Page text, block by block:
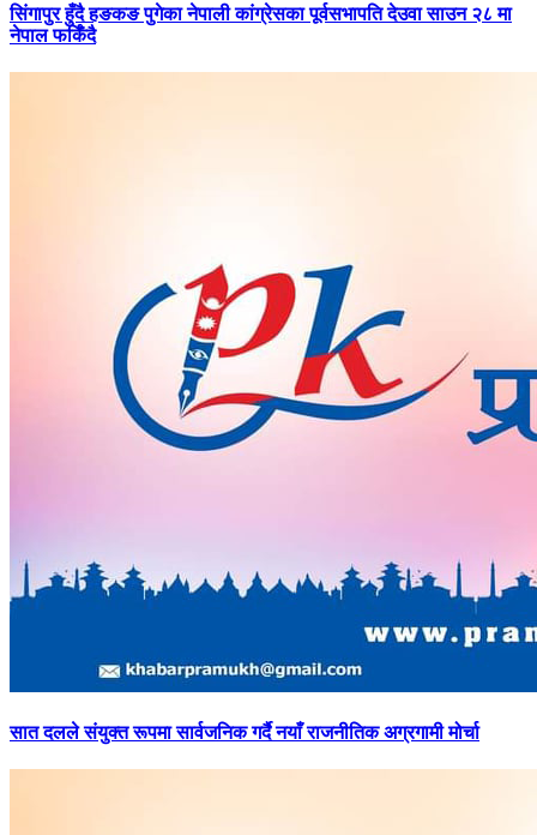
सिंगापुरहुँदै हङकङ पुगेका नेपाली कांग्रेसका पूर्वसभापति देउवा साउन २८ मा
नेपाल फर्किँदै
सातदलले संयुक्त रूपमा सार्वजनिक गर्दै नयाँ राजनीतिक अग्रगामी मोर्चा